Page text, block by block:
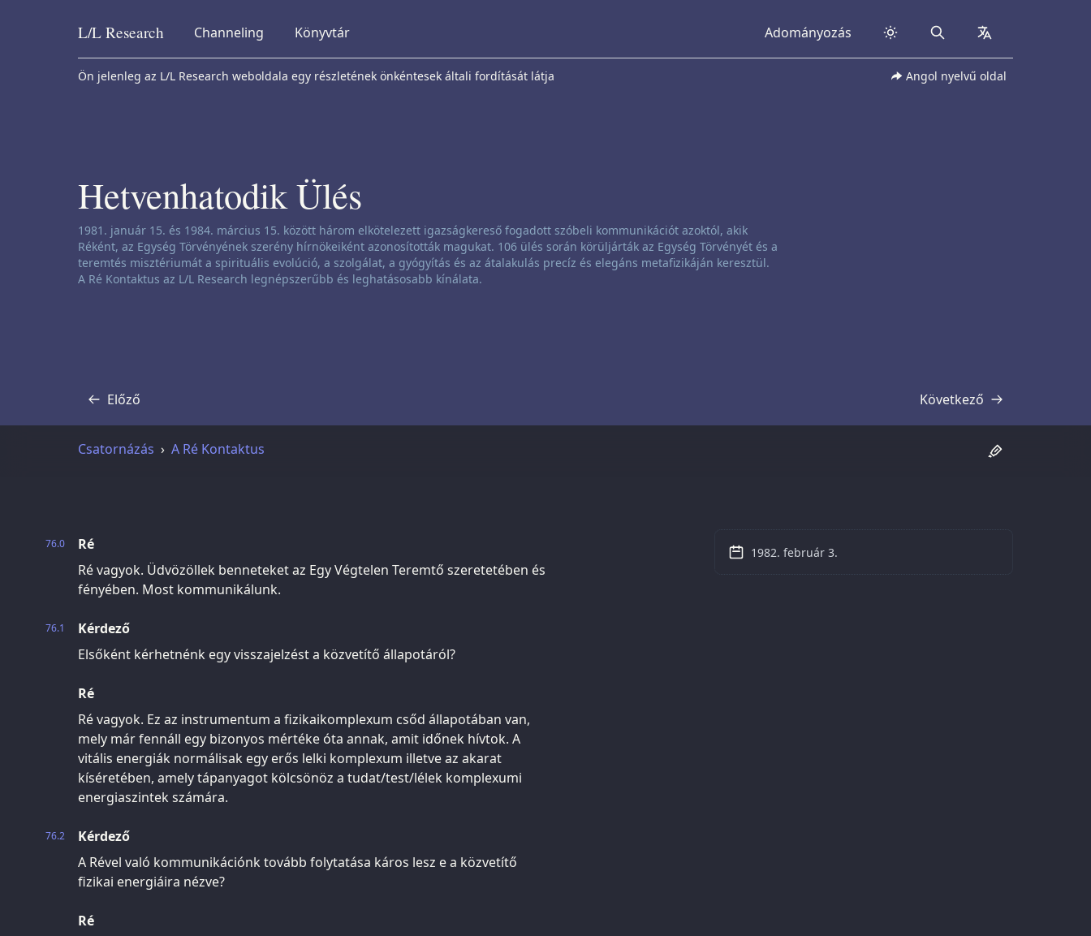
Skip to content
L/L Research Channeling Könyvtár Adományozás Search collapsed
Ön jelenleg az L/L Research weboldala egy részletének önkéntesek általi fordítását látja Angol nyelvű oldal
Hetvenhatodik Ülés
Csatornázási nyilatkozat:
1981. január 15. és 1984. március 15. között három elkötelezett igazságkereső fogadott szóbeli kommunikációt azoktól, akik
Réként, az Egység Törvényének szerény hírnökeiként azonosították magukat. 106 ülés során körüljárták az Egység Törvényét és a
teremtés misztériumát a spirituális evolúció, a szolgálat, a gyógyítás és az átalakulás precíz és elegáns metafizikáján keresztül.
A Ré Kontaktus az L/L Research legnépszerűbb és leghatásosabb kínálata.
Előző
Átirat Következő
Átirat
Csatornázás A Ré Kontaktus
76.0
Ré
Ré vagyok. Üdvözöllek benneteket az Egy Végtelen Teremtő szeretetében és
fényében. Most kommunikálunk.
76.1
Kérdező
Elsőként kérhetnénk egy visszajelzést a közvetítő állapotáról?
Ré
Ré vagyok. Ez az instrumentum a fizikaikomplexum csőd állapotában van,
mely már fennáll egy bizonyos mértéke óta annak, amit időnek hívtok. A
vitális energiák normálisak egy erős lelki komplexum illetve az akarat
kíséretében, amely tápanyagot kölcsönöz a tudat/test/lélek komplexumi
energiaszintek számára.
76.2
Kérdező
A Rével való kommunikációnk tovább folytatása káros lesz e a közvetítő
fizikai energiáira nézve?
Ré
1982. február 3.